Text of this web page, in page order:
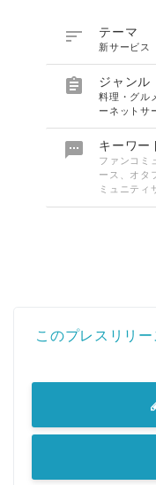
 テーマ
新サービス
 ジャンル
料理・グル
ーネットサ
 キーワー
ファンコミ
ース、オタ
ミュニティ
このプレスリリ